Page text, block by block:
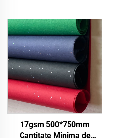
17gsm 500*750mm
Cantitate Minima de